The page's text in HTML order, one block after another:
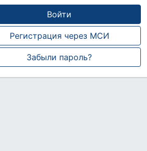
Войти
Регистрация через МСИ
Забыли пароль?